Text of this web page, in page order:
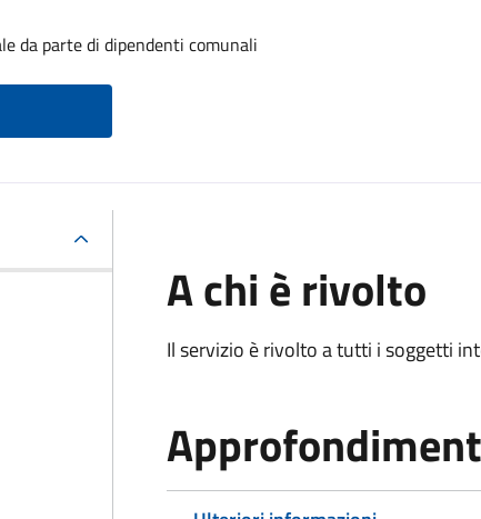
da parte di dipendenti comunali
A chi è rivolto
Il servizio è rivolto a tutti i soggetti